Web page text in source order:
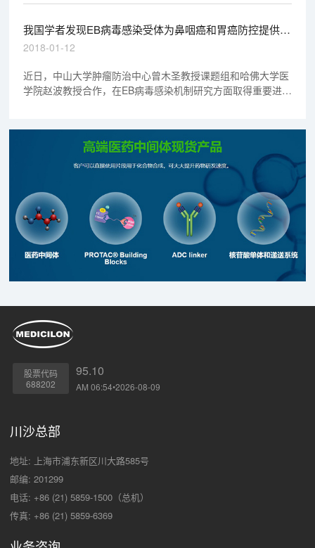
安全性评价研究，其中3个ADC药物研究资料已顺利通过
NMPA和FDA审评，另外1个将在2019年提交NMPA审评。
我国学者发现EB病毒感染受体为鼻咽癌和胃癌防控提供新
靶点
2018-01-12
近日，中山大学肿瘤防治中心曾木圣教授课题组和哈佛大学医
学院赵波教授合作，在EB病毒感染机制研究方面取得重要进
股票代码
688202
95.10
AM 06:54•2026-08-09
川沙总部
地址: 上海市浦东新区川大路585号
邮编: 201299
电话: +86 (21) 5859-1500（总机）
传真: +86 (21) 5859-6369